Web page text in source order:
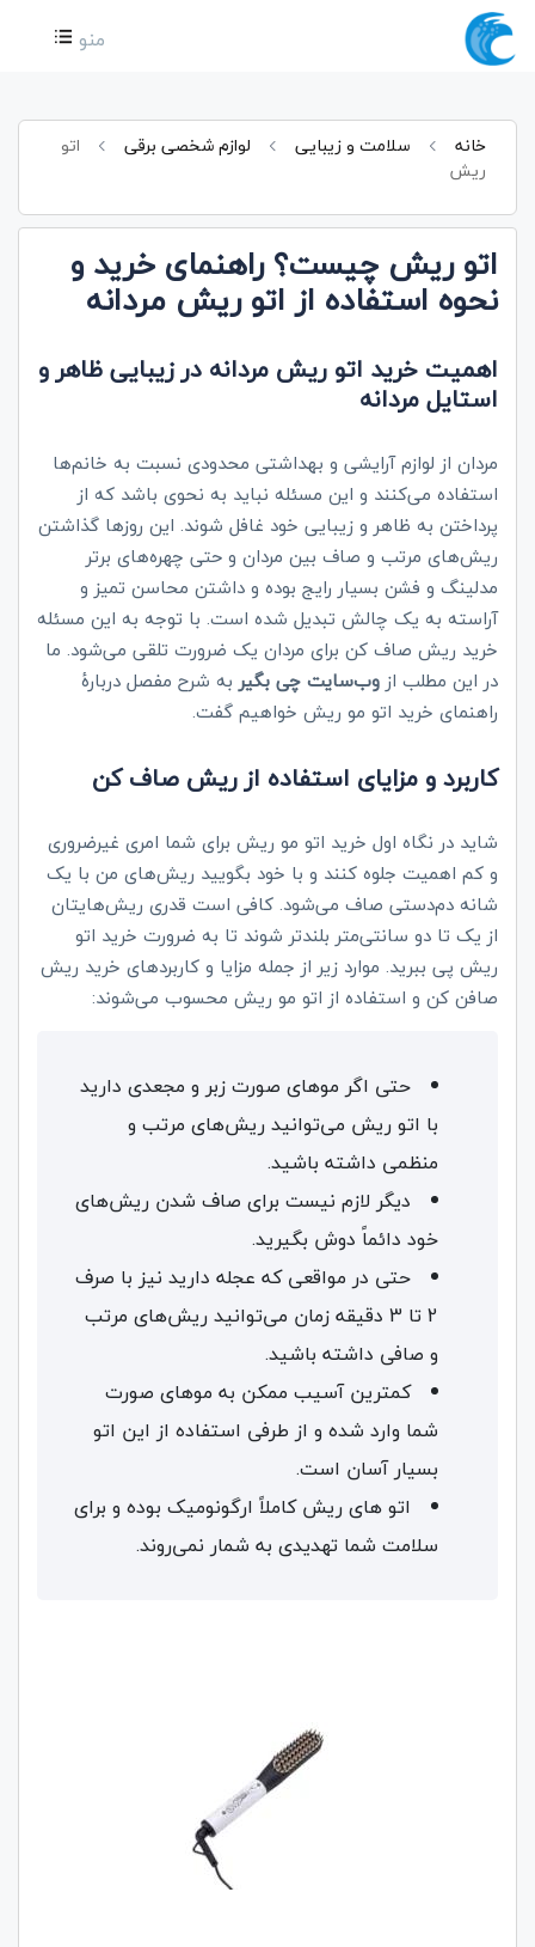
منو
خانه سلامت و زیبایی لوازم شخصی برقی
اتو
ریش
اتو ریش چیست؟ راهنمای خرید و
نحوه استفاده از اتو ریش مردانه
اهمیت خرید اتو ریش مردانه در زیبایی ظاهر و
استایل مردانه
مردان از لوازم آرایشی و بهداشتی محدودی نسبت به خانم‌ها
استفاده می‌کنند و این مسئله نباید به نحوی باشد که از
پرداختن به ظاهر و زیبایی خود غافل شوند. این روزها گذاشتن
ریش‌های مرتب و صاف بین مردان و حتی چهره‌های برتر
مدلینگ و فشن بسیار رایج بوده و داشتن محاسن تمیز و
آراسته به یک چالش تبدیل شده است. با توجه به این مسئله
خرید ریش صاف کن برای مردان یک ضرورت تلقی می‌شود. ما
در این مطلب از وب‌سایت چی بگیر به شرح مفصل دربارۀ
راهنمای خرید اتو مو ریش خواهیم گفت.
کاربرد و مزایای استفاده از ریش صاف کن
شاید در نگاه اول خرید اتو مو ریش برای شما امری غیرضروری
و کم اهمیت جلوه کنند و با خود بگویید ریش‌های من با یک
شانه دم‌دستی صاف می‌شود. کافی است قدری ریش‌هایتان
از یک تا دو سانتی‌متر بلندتر شوند تا به ضرورت خرید اتو
ریش پی ببرید. موارد زیر از جمله مزایا و کاربردهای خرید ریش
صافن کن و استفاده از اتو مو ریش محسوب می‌شوند:
حتی اگر موهای صورت زبر و مجعدی دارید
با اتو ریش می‌توانید ریش‌های مرتب و
منظمی داشته باشید.
دیگر لازم نیست برای صاف شدن ریش‌های
خود دائماً دوش بگیرید.
حتی در مواقعی که عجله دارید نیز با صرف
2 تا 3 دقیقه زمان می‌توانید ریش‌های مرتب
و صافی داشته باشید.
کمترین آسیب ممکن به موهای صورت
شما وارد شده و از طرفی استفاده از این اتو
بسیار آسان است.
اتو های ریش کاملاً ارگونومیک بوده و برای
سلامت شما تهدیدی به شمار نمی‌روند.